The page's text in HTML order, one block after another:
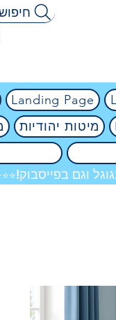
Landing Page
מיטות יהודיות
וגם בפייסבוק!